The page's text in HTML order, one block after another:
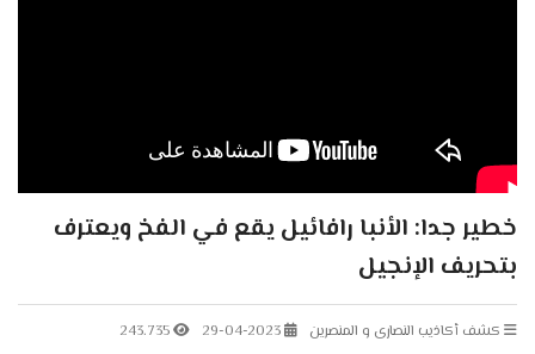
خطير جدا: الأنبا رافائيل يقع في الفخ ويعترف
بتحريف الإنجيل
كشف أكاذيب النصارى و المنصرين 29-04-2023
243.735